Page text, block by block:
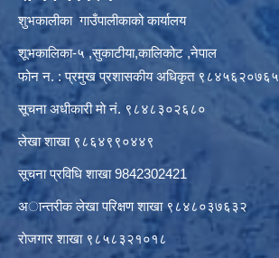
शुभकालीका गाउँपालीकाको कार्यालय
शूभकालिका-५ ,सुकाटीया,कालिकोट ,नेपाल
फोन न. : प्रमुख प्रशासकीय अधिकृत ९८४५६२०७६५
सूचना अधीकारी माे नं. ९८४८३०२६८०
लेखा शाखा ९८६४९९०४४९
सूचना प्रविधि शाखा 9842302421
अान्तरीक लेखा परिक्षण शाखा ९८४८०३७६३२
राेजगार शाखा ९८५८३२१०१८